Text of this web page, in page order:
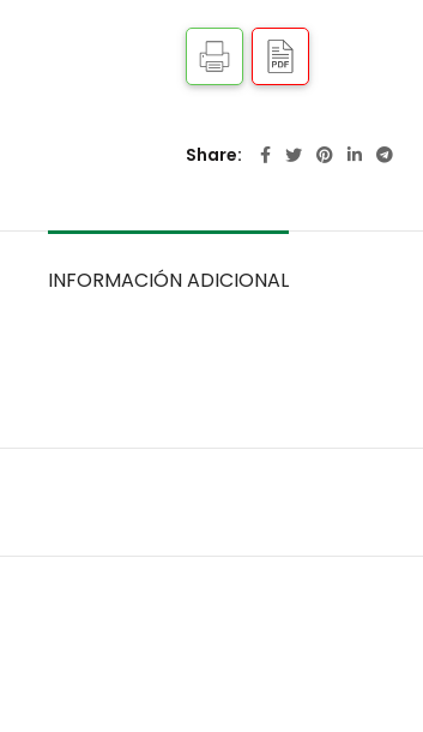
Share
INFORMACIÓN ADICIONAL